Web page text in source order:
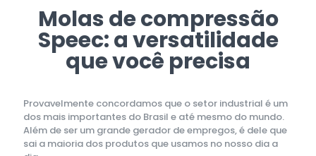
Molas de compressão
Speec: a versatilidade
que você precisa
Provavelmente concordamos que o setor industrial é um
dos mais importantes do Brasil e até mesmo do mundo.
Além de ser um grande gerador de empregos, é dele que
sai a maioria dos produtos que usamos no nosso dia a